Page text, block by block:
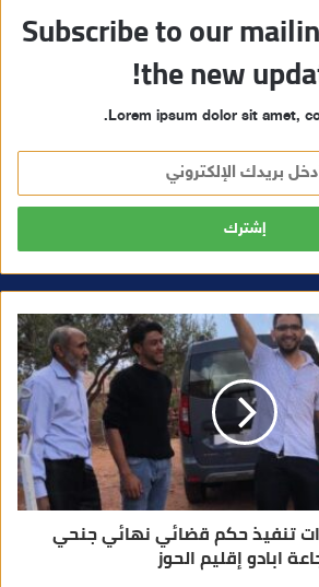
Subscribe to our
the new
Lorem ipsum dolor sit amet,
تنفيذ حكم قضائي نهائي جنحي
ابادو إقليم الحوز